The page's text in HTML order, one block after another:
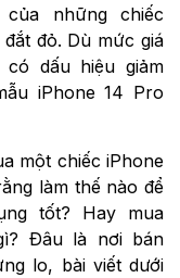
những chiếc
đỏ. Dù mức giá
dấu hiệu giảm
iPhone 14 Pro
một chiếc iPhone
làm thế nào để
tốt? Hay mua
Đâu là nơi bán
lo, bài viết dưới